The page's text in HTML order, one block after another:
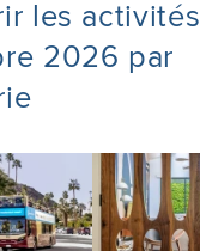
les activités
2026 par